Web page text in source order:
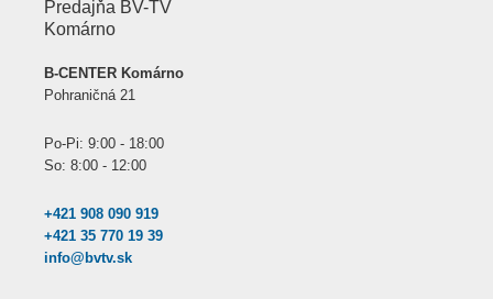
Predajňa BV-TV
Komárno
B-CENTER Komárno
Pohraničná 21
Po-Pi: 9:00 - 18:00
So: 8:00 - 12:00
+421 908 090 919
+421 35 770 19 39
info@bvtv.sk